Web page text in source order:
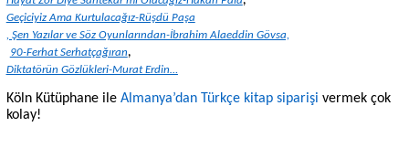
Geçiciyiz Ama Kurtulacağız-Rüşdü Paşa
, Şen Yazılar ve Söz Oyunlarından-İbrahim Alaeddin Gövsa,
90-Ferhat Serhatçağıran,
Diktatörün Gözlükleri-Murat Erdin…
Köln Kütüphane ile Almanya’dan Türkçe kitap siparişi vermek çok
kolay!